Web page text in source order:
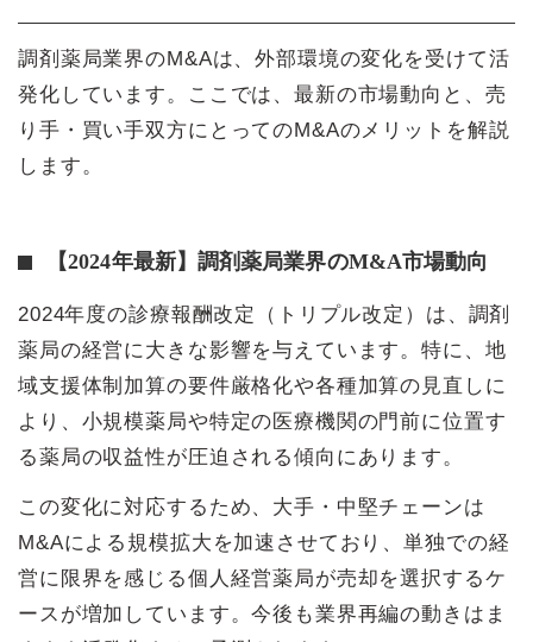
調剤薬局業界のM&Aは、外部環境の変化を受けて活
発化しています。ここでは、最新の市場動向と、売
り手・買い手双方にとってのM&Aのメリットを解説
します。
【2024年最新】調剤薬局業界のM&A市場動向
2024年度の診療報酬改定（トリプル改定）は、調剤
薬局の経営に大きな影響を与えています。特に、地
域支援体制加算の要件厳格化や各種加算の見直しに
より、小規模薬局や特定の医療機関の門前に位置す
る薬局の収益性が圧迫される傾向にあります。
この変化に対応するため、大手・中堅チェーンは
M&Aによる規模拡大を加速させており、単独での経
営に限界を感じる個人経営薬局が売却を選択するケ
ースが増加しています。今後も業界再編の動きはま